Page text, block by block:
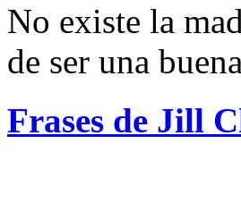
No existe la
de ser una
Frases de Jill